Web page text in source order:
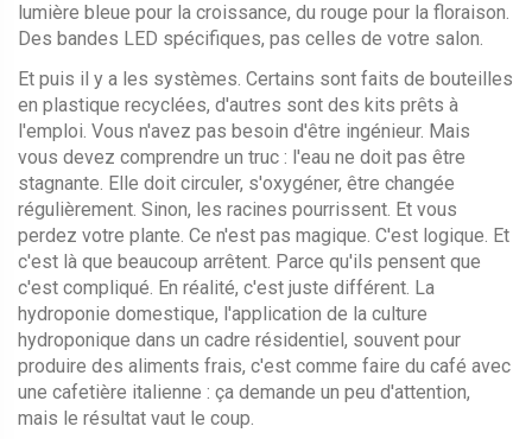
lumière bleue pour la croissance, du rouge pour la floraison.
Des bandes LED spécifiques, pas celles de votre salon.
Et puis il y a les systèmes. Certains sont faits de bouteilles
en plastique recyclées, d'autres sont des kits prêts à
l'emploi. Vous n'avez pas besoin d'être ingénieur. Mais
vous devez comprendre un truc : l'eau ne doit pas être
stagnante. Elle doit circuler, s'oxygéner, être changée
régulièrement. Sinon, les racines pourrissent. Et vous
perdez votre plante. Ce n'est pas magique. C'est logique. Et
c'est là que beaucoup arrêtent. Parce qu'ils pensent que
c'est compliqué. En réalité, c'est juste différent. La
hydroponie domestique, l'application de la culture
hydroponique dans un cadre résidentiel, souvent pour
produire des aliments frais, c'est comme faire du café avec
une cafetière italienne : ça demande un peu d'attention,
mais le résultat vaut le coup.